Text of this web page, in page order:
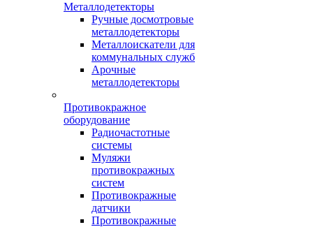
Металлодетекторы
Ручные досмотровые
металлодетекторы
Металлоискатели для
коммунальных служб
Арочные
металлодетекторы
Противокражное
оборудование
Радиочастотные
системы
Муляжи
противокражных
систем
Противокражные
датчики
Противокражные